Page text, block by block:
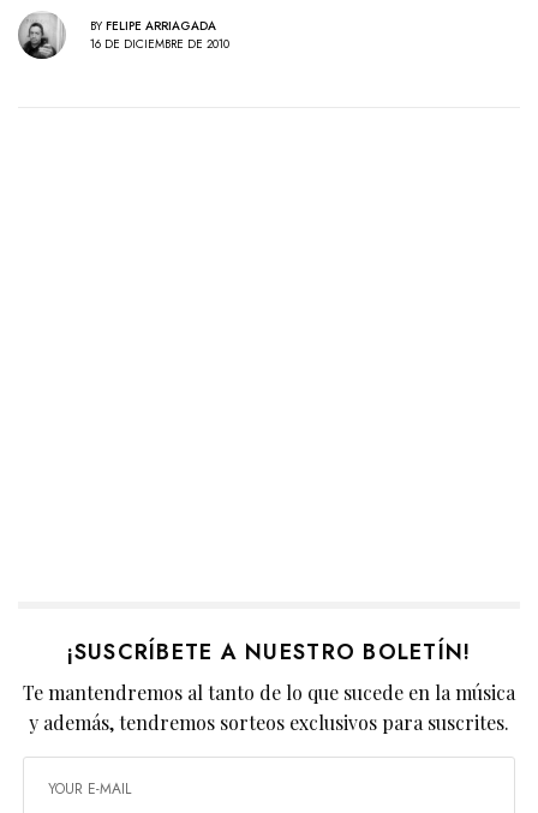
BY FELIPE ARRIAGADA
16 DE DICIEMBRE DE 2010
¡SUSCRÍBETE A NUESTRO BOLETÍN!
Te mantendremos al tanto de lo que sucede en la música
y además, tendremos sorteos exclusivos para suscrites.